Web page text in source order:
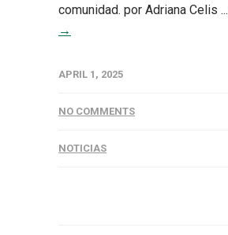
comunidad. por Adriana Celis ...
→
APRIL 1, 2025
NO COMMENTS
NOTICIAS